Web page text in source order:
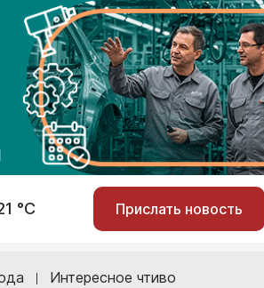
°С Прислать новость
Интересное чтиво